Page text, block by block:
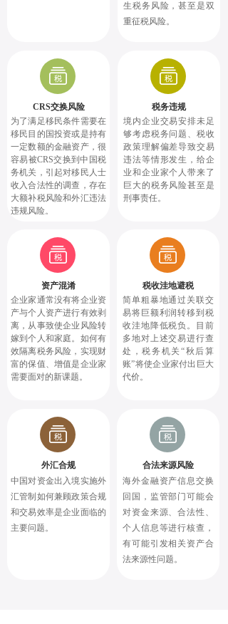
生税务风险，甚至是双
重征税风险。
CRS交换风险
为了满足移民条件需要在
移民目的国投资或是持有
一定数额的金融资产，很
容易被CRS交换到中国税
务机关，引起对移民人士
收入合法性的调查，存在
大额补税风险和外汇违法
违规风险。
税务违规
境内企业交易安排未足
够考虑税务问题、税收
政策理解偏差导致交易
违法等情形发生，给企
业和企业家个人带来了
巨大的税务风险甚至是
刑事责任。
资产混淆
企业家通常没有将企业资
产与个人资产进行有效剥
离，从事致使企业风险转
嫁到个人和家庭。如何有
效隔离税务风险，实现财
富的保值、增值是企业家
需要面对的新课题。
税收洼地避税
简单粗暴地通过关联交
易将巨额利润转移到税
收洼地降低税负。目前
多地对上述交易进行查
处，税务机关“秋后算
账”将使企业家付出巨大
代价。
外汇合规
中国对资金出入境实施外
汇管制如何兼顾政策合规
和交易效率是企业面临的
主要问题。
合法来源风险
海外金融资产信息交换
回国，监管部门可能会
对资金来源、合法性、
个人信息等进行核查，
有可能引发相关资产合
法来源性问题。